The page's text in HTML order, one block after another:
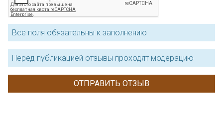
Все поля обязательны к заполнению
Перед публикацией отзывы проходят модерацию